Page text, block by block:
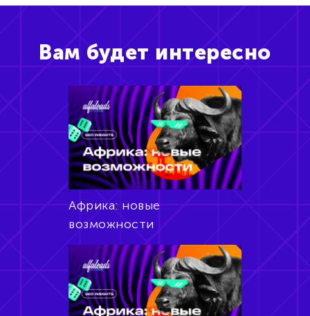
Вам будет интересно
Африка: новые
возможности